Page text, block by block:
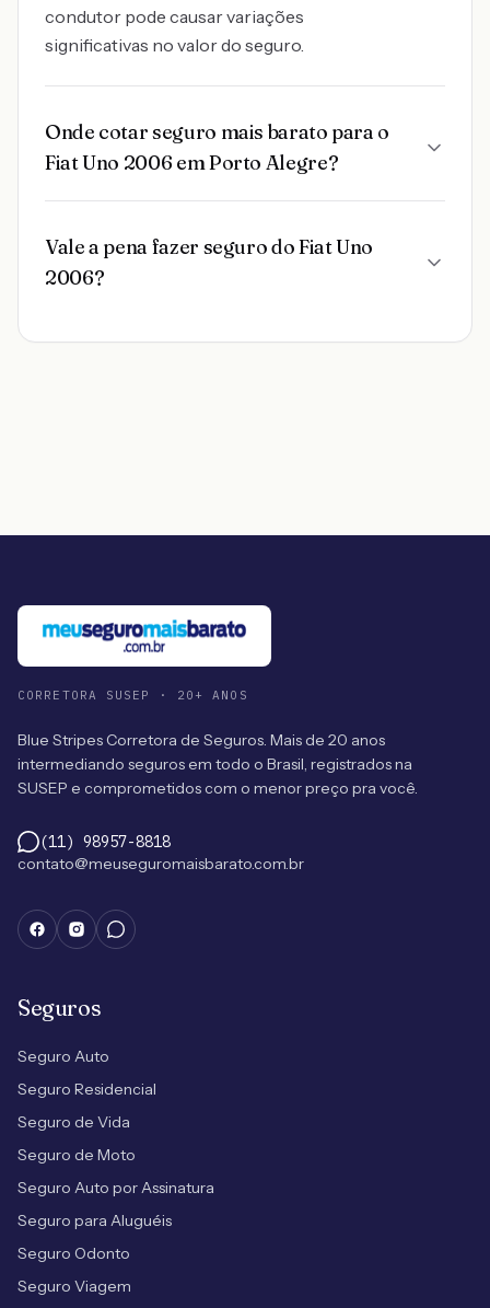
condutor pode causar variações
significativas no valor do seguro.
Onde cotar seguro mais barato para o
Fiat Uno 2006 em Porto Alegre?
Vale a pena fazer seguro do Fiat Uno
2006?
CORRETORA SUSEP · 20+ ANOS
Blue Stripes Corretora de Seguros. Mais de 20 anos
intermediando seguros em todo o Brasil, registrados na
SUSEP e comprometidos com o menor preço pra você.
(11) 98957-8818
contato@meuseguromaisbarato.com.br
Seguros
Seguro Auto
Seguro Residencial
Seguro de Vida
Seguro de Moto
Seguro Auto por Assinatura
Seguro para Aluguéis
Seguro Odonto
Seguro Viagem